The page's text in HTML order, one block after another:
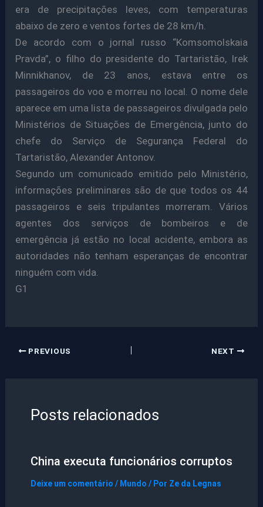
era de precipitações leves, com temperaturas
abaixo de zero e ventos fortes de 28 km/h.
De acordo com o jornal russo “Komsomolskaia
Pravda”, o filho do presidente do Tartaristão, Irek
Minnikhanov, de 23 anos, estava entre os
passageiros do voo e morreu no local. O nome dele
aparece em uma lista de passageiros divulgada pelo
Ministérios de Situações de Emergência, junto do
chefe do Serviço de Segurança Federal do
Tartaristão, Alexander Antonov.
Segundo um comunicado emitido pelo Ministério,
informações preliminares são de que todos os 44
passageiros e seis tripulantes morreram. Vários
agentes dos serviços de bombeiros e de
emergência já estão no local acidente, embora as
autoridades não tenham esperanças de encontrar
ninguém com vida.
G1
PREVIOUS NEXT
Posts relacionados
China executa funcionários corruptos
Deixe um comentário / Mundo / Por Ze da Legnas